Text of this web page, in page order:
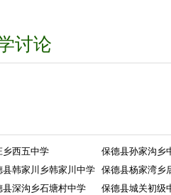
讨论
乡西五中学
保德县孙家沟乡
县韩家川乡韩家川中学 保德县杨家湾乡
县深沟乡石塘村中学
保德县城关初级